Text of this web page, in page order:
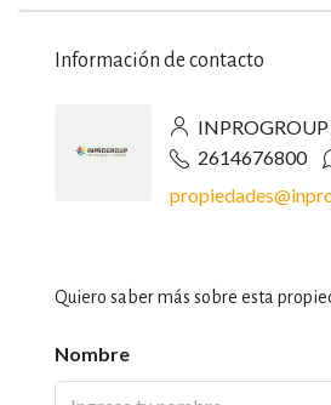
Información de contacto
2614676800
Quiero saber más sobre esta
Nombre